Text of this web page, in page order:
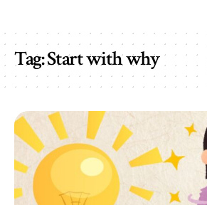
Tag:Start with why